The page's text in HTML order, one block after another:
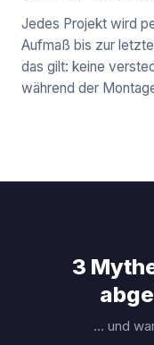
Jedes Projekt wird
Aufmaß bis zur
das gilt: keine
während der
3
… und